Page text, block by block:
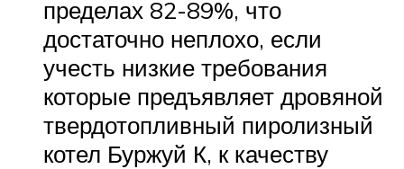
пределах 82-89%, что
достаточно неплохо, если
учесть низкие требования
которые предъявляет дровяной
твердотопливный пиролизный
котел Буржуй К, к качеству